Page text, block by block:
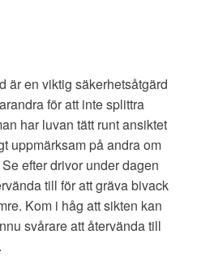
är en viktig säkerhetsåtgärd
för att inte splittra
har luvan tätt runt ansiktet
uppmärksam på andra om
efter drivor under dagen
till för att gräva bivack
Kom i håg att sikten kan
svårare att återvända till